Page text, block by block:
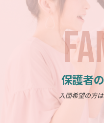
保護者
入団希望の方